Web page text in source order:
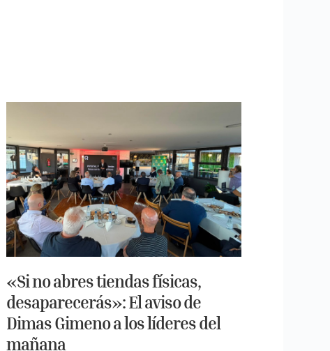
«Si no abres tiendas físicas,
desaparecerás»: El aviso de
Dimas Gimeno a los líderes del
mañana